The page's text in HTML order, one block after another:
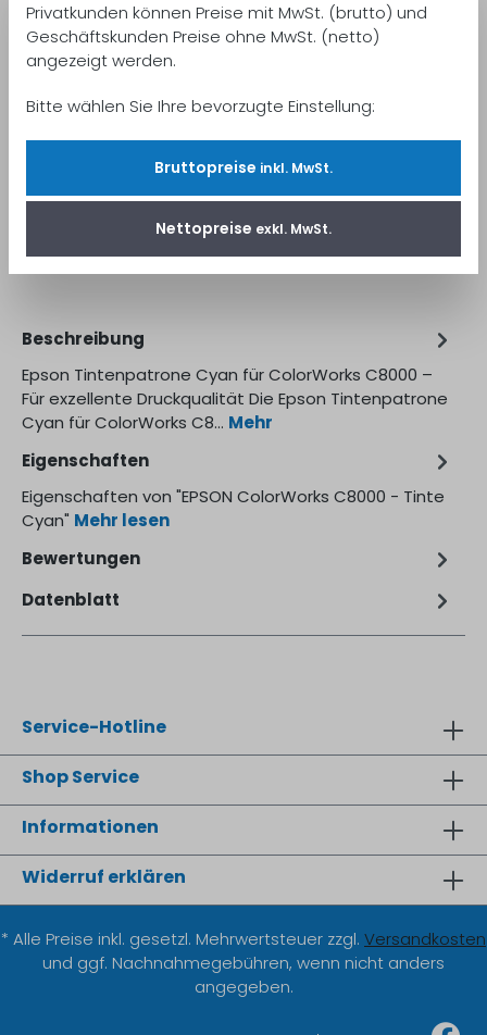
Sofort verfügbar, Lieferzeit: 1-2 Wochen
In den Warenkorb
Beschreibung
Epson Tintenpatrone Cyan für ColorWorks C8000 –
Für exzellente Druckqualität Die Epson Tintenpatrone
Cyan für ColorWorks C8… Mehr
Eigenschaften
Eigenschaften von "EPSON ColorWorks C8000 - Tinte
Cyan" Mehr lesen
Bewertungen
Datenblatt
Service-Hotline
Shop Service
Informationen
Widerruf erklären
* Alle Preise inkl. gesetzl. Mehrwertsteuer zzgl. Versandkosten
und ggf. Nachnahmegebühren, wenn nicht anders
angegeben.
Privatkunden können Preise mit MwSt. (brutto) und
Geschäftskunden Preise ohne MwSt. (netto)
angezeigt werden.
Bitte wählen Sie Ihre bevorzugte Einstellung:
Bruttopreise inkl. MwSt.
Nettopreise exkl. MwSt.